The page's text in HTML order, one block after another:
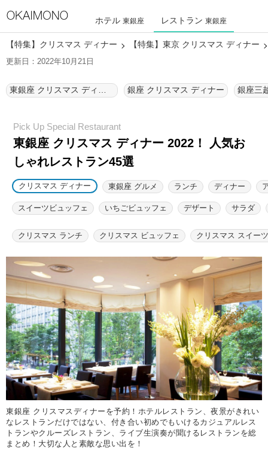
ホテル 東銀座 レストラン 東銀座
【特集】クリスマス ディナー 【特集】東京 クリスマス ディナー
更新日：2022年10月21日
銀座 クリスマス ディナー
東銀座 クリスマス ディナー 2022！ 人気お
しゃれレストラン45選
クリスマス ディナー 東銀座 グルメ ランチ ディナー
スイーツビュッフェ いちごビュッフェ デザート サラダ
クリスマス ランチ クリスマス ビュッフェ クリスマス スイーツ
東銀座 クリスマスディナーを予約！ホテルレストラン、夜景がきれい
なレストランだけではない、付き合い初めでもいけるカジュアルレス
トランやクルーズレストラン、ライブ生演奏が聞けるレストランを総
まとめ！大切な人と素敵な思い出を！